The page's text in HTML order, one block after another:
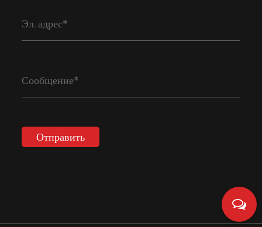
Отправить